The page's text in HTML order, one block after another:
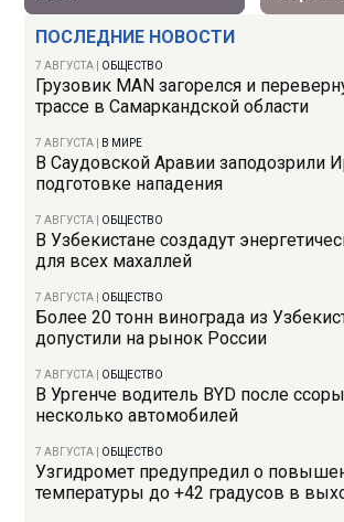
ПОСЛЕДНИЕ НОВОСТИ
7 АВГУСТА ОБЩЕСТВО
Грузовик MAN загорелся и
трассе в Самаркандской области
7 АВГУСТА В МИРЕ
В Саудовской Аравии заподозрили
подготовке нападения
7 АВГУСТА ОБЩЕСТВО
В Узбекистане создадут
для всех махаллей
7 АВГУСТА ОБЩЕСТВО
Более 20 тонн винограда из
допустили на рынок России
7 АВГУСТА ОБЩЕСТВО
В Ургенче водитель BYD после
несколько автомобилей
7 АВГУСТА ОБЩЕСТВО
Узгидромет предупредил о
температуры до +42 градусов в